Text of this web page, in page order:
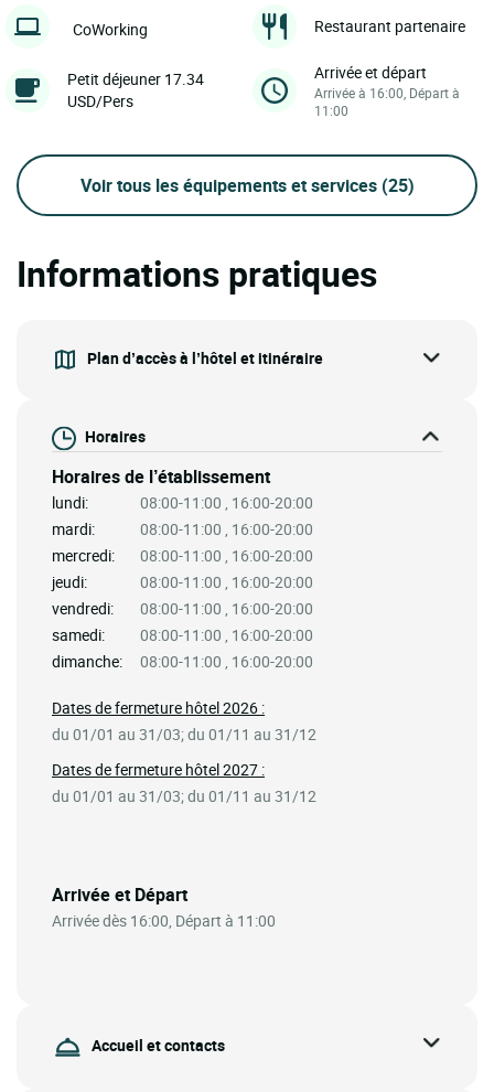
CoWorking Restaurant partenaire
Petit déjeuner 17.34
USD/Pers
Arrivée et départ
Arrivée à 16:00, Départ à
11:00
Voir tous les équipements et services (25)
Informations pratiques
Plan d’accès à l’hôtel et itinéraire
Horaires
Horaires de l’établissement
lundi:
08:00-11:00 , 16:00-20:00
mardi:
08:00-11:00 , 16:00-20:00
mercredi:
08:00-11:00 , 16:00-20:00
jeudi:
08:00-11:00 , 16:00-20:00
vendredi:
08:00-11:00 , 16:00-20:00
samedi:
08:00-11:00 , 16:00-20:00
dimanche:
08:00-11:00 , 16:00-20:00
Arrivée et Départ
Arrivée dès 16:00, Départ à 11:00
Dates de fermeture hôtel 2026 :
du 01/01 au 31/03; du 01/11 au 31/12
Dates de fermeture hôtel 2027 :
du 01/01 au 31/03; du 01/11 au 31/12
Accueil et contacts